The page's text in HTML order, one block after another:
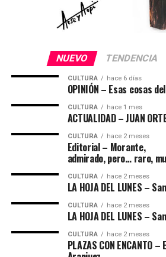
NUEVO TENDENCIA
CULTURA hace 6 días
OPINIÓN – Esas cosas
CULTURA hace 1 mes
ACTUALIDAD – JUAN
CULTURA hace 2 meses
Editorial – Morante,
admirado, pero… raro,
CULTURA hace 2 meses
LA HOJA DEL LUNES –
CULTURA hace 2 meses
LA HOJA DEL LUNES –
CULTURA hace 2 meses
PLAZAS CON ENCANTO